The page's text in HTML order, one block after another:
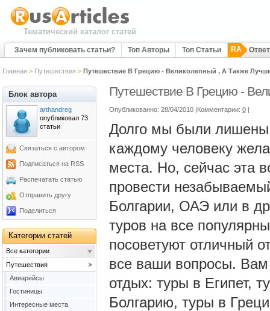
Тематический каталог статей
Зачем публиковать статьи? Топ Авторы Топ Статьи RA
Главная > Путешествия > Путешествие В Грецию - Великолепный , А Также
Путешествие В Грецию -
Опубликованно: 28/04/2010 |Комментарии: 0 |
Долго мы были лишены
каждому человеку
места. Но, сейчас эта
провести
Болгарии, ОАЭ или в
туров на все
посоветуют отличный
все ваши вопросы. Вам
отдых: туры в Египет,
Болгарию, туры в
Блок автора
arthandreg
опубликовал 73
статьи
Связаться с автором
Подписаться на RSS
Распечатать статью
Отправить другу
Поделиться
Категории статей
Все категории
Путешествия
Авиарейсы
Гостиницы
Интересные места